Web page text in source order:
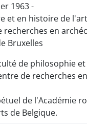
1963 -
et en histoire de
recherches en
Bruxelles
de philosophie
de recherches
de l'Académie
de Belgique.